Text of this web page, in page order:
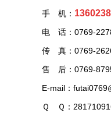
手 机：
电 话：0769-
传 真：0769-
售 后：0769-
E-mail：
Ｑ Ｑ：